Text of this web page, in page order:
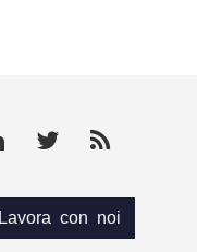
Lavora con noi